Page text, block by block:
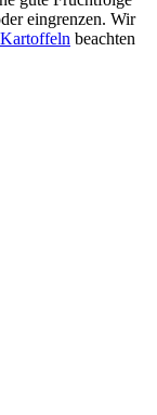
eingrenzen. Wir
beachten